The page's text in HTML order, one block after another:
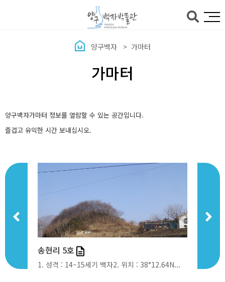
양구백자 가마터
가마터
양구백자가마터 정보를 열람할 수 있는 공간입니다.
즐겁고 유익한 시간 보내십시오.
송현리 5호
1. 성격 : 14~15세기 백자2. 위치 : 38°12.64N... 1. 성격 :